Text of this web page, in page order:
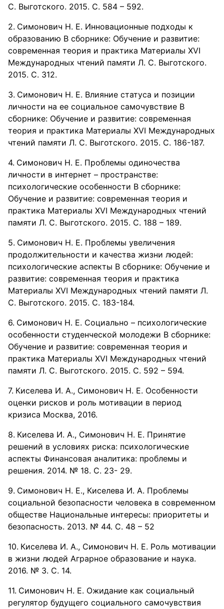
С. Выготского. 2015. С. 584 – 592.
Симонович Н. Е. Инновационные подходы к
образованию В сборнике: Обучение и развитие:
современная теория и практика Материалы XVI
Международных чтений памяти Л. С. Выготского.
2015. С. 312.
Симонович Н. Е. Влияние статуса и позиции
личности на ее социальное самочувствие В
сборнике: Обучение и развитие: современная
теория и практика Материалы XVI Международных
чтений памяти Л. С. Выготского. 2015. С. 186-187.
Симонович Н. Е. Проблемы одиночества
личности в интернет – пространстве:
психологические особенности В сборнике:
Обучение и развитие: современная теория и
практика Материалы XVI Международных чтений
памяти Л. С. Выготского. 2015. С. 188 – 189.
Симонович Н. Е. Проблемы увеличения
продолжительности и качества жизни людей:
психологические аспекты В сборнике: Обучение и
развитие: современная теория и практика
Материалы XVI Международных чтений памяти Л.
С. Выготского. 2015. С. 183-184.
Симонович Н. Е. Социально – психологические
особенности студенческой молодежи В сборнике:
Обучение и развитие: современная теория и
практика Материалы XVI Международных чтений
памяти Л. С. Выготского. 2015. С. 592 – 594.
Киселева И. А., Симонович Н. Е. Особенности
оценки рисков и роль мотивации в период
кризиса Москва, 2016.
Киселева И. А., Симонович Н. Е. Принятие
решений в условиях риска: психологические
аспекты Финансовая аналитика: проблемы и
решения. 2014. № 18. С. 23- 29.
Симонович Н. Е., Киселева И. А. Проблемы
социальной безопасности человека в современном
обществе Национальные интересы: приоритеты и
безопасность. 2013. № 44. С. 48 – 52
Киселева И. А., Симонович Н. Е. Роль мотивации
в жизни людей Аграрное образование и наука.
2016. № 3. С. 14.
Симонович Н. Е. Ожидание как социальный
регулятор будущего социального самочувствия